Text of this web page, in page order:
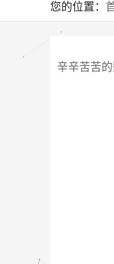
您的位置：
辛辛苦苦